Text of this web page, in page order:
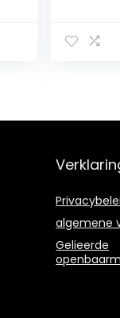
vrouwen
algemene
Gelieerde